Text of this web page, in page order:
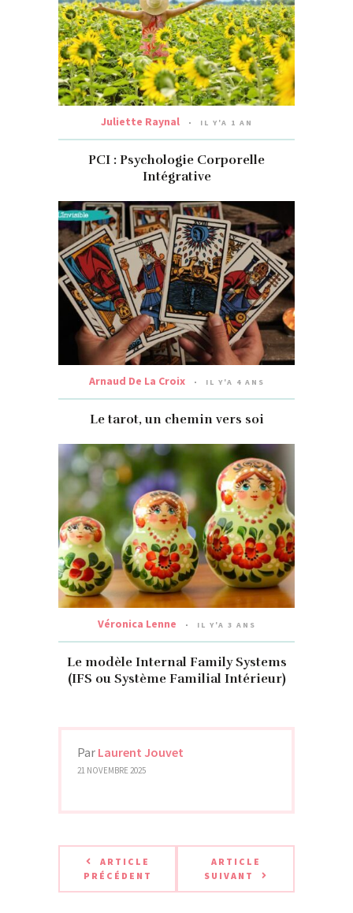
Juliette Raynal IL Y'A 1 AN
PCI : Psychologie Corporelle
Intégrative
Arnaud De La Croix IL Y'A 4 ANS
Le tarot, un chemin vers soi
Véronica Lenne IL Y'A 3 ANS
Le modèle Internal Family Systems
(IFS ou Système Familial Intérieur)
Par Laurent Jouvet
21 NOVEMBRE 2025
ARTICLE
PRÉCÉDENT
ARTICLE
SUIVANT